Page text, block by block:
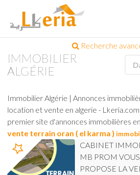
Recherche
IMMOBILIER
ALGÉRIE
Immobilier Algérie | Annonces
location et vente en algerie -
premier site d'annonces immobilières
vente terrain oran ( el karma )
CABINET
MB PROM VOUS
PROPOSE LA